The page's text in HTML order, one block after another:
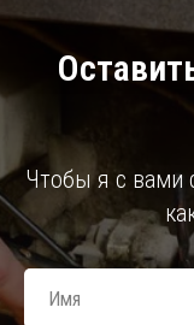
Чтобы я с вами